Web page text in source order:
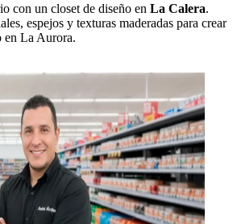
con un closet de diseño en La Calera.
espejos y texturas maderadas para crear
en La Aurora.